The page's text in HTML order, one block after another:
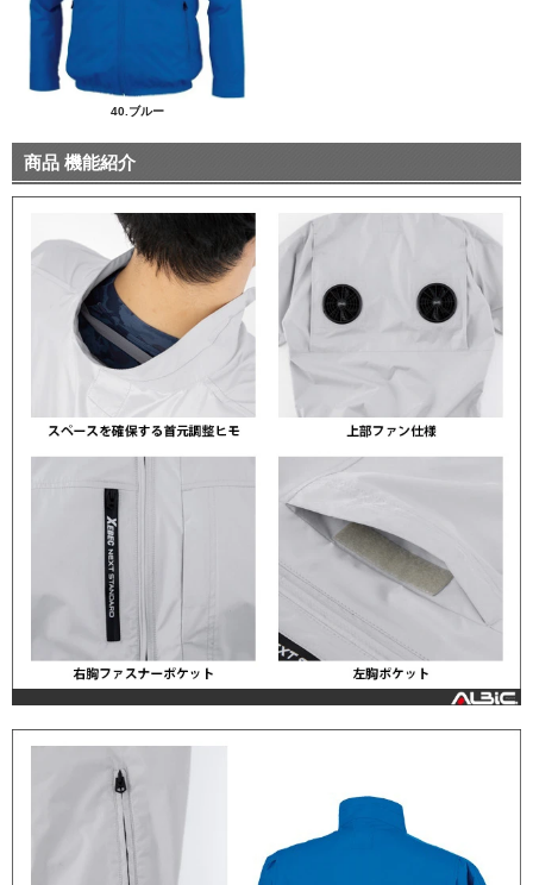
40.ブルー
商品 機能紹介